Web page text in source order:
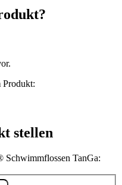
Produkt:
stellen
Schwimmflossen TanGa: